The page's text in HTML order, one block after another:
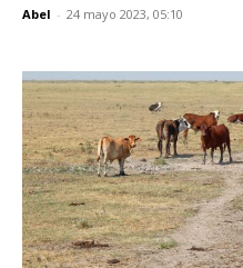
Abel - 24 mayo 2023, 05:10